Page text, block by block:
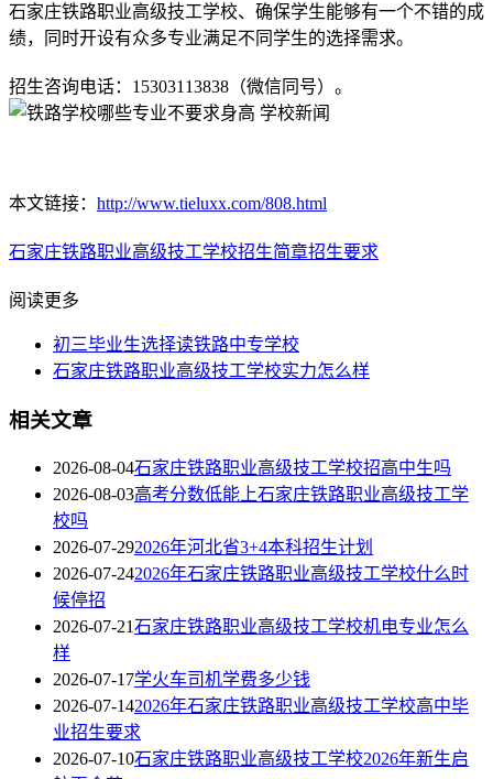
石家庄铁路职业高级技工学校、确保学生能够有一个不错的成
绩，同时开设有众多专业满足不同学生的选择需求。
招生咨询电话：15303113838（微信同号）。
本文链接： http://www.tieluxx.com/808.html
石家庄铁路职业高级技工学校招生简章招生要求
阅读更多
初三毕业生选择读铁路中专学校
石家庄铁路职业高级技工学校实力怎么样
相关文章
2026-08-04石家庄铁路职业高级技工学校招高中生吗
2026-08-03高考分数低能上石家庄铁路职业高级技工学
校吗
2026-07-292026年河北省3+4本科招生计划
2026-07-242026年石家庄铁路职业高级技工学校什么时
候停招
2026-07-21石家庄铁路职业高级技工学校机电专业怎么
样
2026-07-17学火车司机学费多少钱
2026-07-142026年石家庄铁路职业高级技工学校高中毕
业招生要求
2026-07-10石家庄铁路职业高级技工学校2026年新生启